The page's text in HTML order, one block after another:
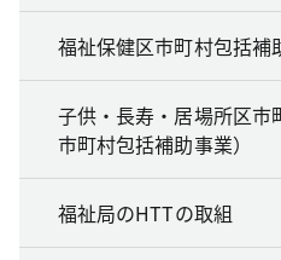
福祉保健区市町村包括補
子供・長寿・居場所区市
市町村包括補助事業）
福祉局のHTTの取組